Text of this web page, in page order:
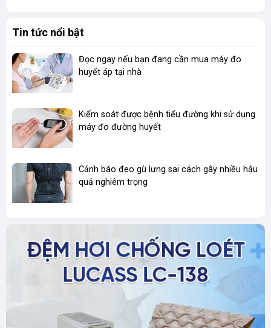
Tin tức nổi bật
Đọc ngay nếu bạn đang cần mua máy đo
huyết áp tại nhà
Kiểm soát được bệnh tiểu đường khi sử dụng
máy đo đường huyết
Cảnh báo đeo gù lưng sai cách gây nhiều hậu
quả nghiêm trọng